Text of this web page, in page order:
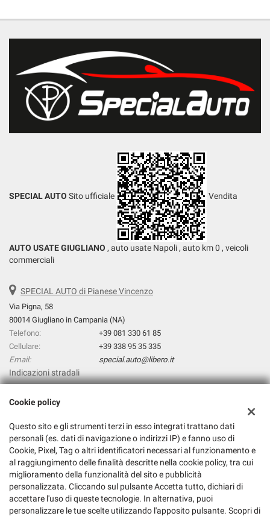
Antifurto • Antifurto • Cerchi in lega • Chiusura centralizzata •
Fendinebbia • Frenata d'emergenza assistita • Interni in pelle •
Riconoscimento dei segnali stradali • Sensore di luce • Sensore di
pioggia • Sensori di parcheggio posteriori • Servosterzo • Navigatore
satellitare • Specchietti laterali elettrici • Telecamera per parcheggio
assistito
SPECIAL AUTO Sito ufficiale Vendita
AUTO USATE GIUGLIANO , auto usate Napoli , auto km 0 , veicoli
commerciali
SPECIAL AUTO di Pianese Vincenzo
Via Pigna, 58
80014 Giugliano in Campania (NA)
Telefono:
+39 081 330 61 85
Cellulare:
+39 338 95 35 335
Email:
special.auto@libero.it
Indicazioni stradali
Special Auto di Pianese Vincenzo
Via prolungamento Pigna, 31, Giugliano in Campania (NA)
C.F/P.IVA: 06303381211
Registro delle imprese:NA
Cookie policy
Questo sito e gli strumenti terzi in esso integrati trattano dati
personali (es. dati di navigazione o indirizzi IP) e fanno uso di
Cookie, Pixel, Tag o altri identificatori necessari al funzionamento e
al raggiungimento delle finalità descritte nella cookie policy, tra cui
miglioramento della funzionalità del sito e pubblicità
personalizzata. Cliccando sul pulsante Accetta tutto, dichiari di
accettare l'uso di queste tecnologie. In alternativa, puoi
personalizzare le tue scelte utilizzando l'apposito pulsante. Scopri di